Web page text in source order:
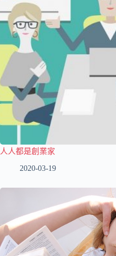
人人都是創業家
2020-03-19